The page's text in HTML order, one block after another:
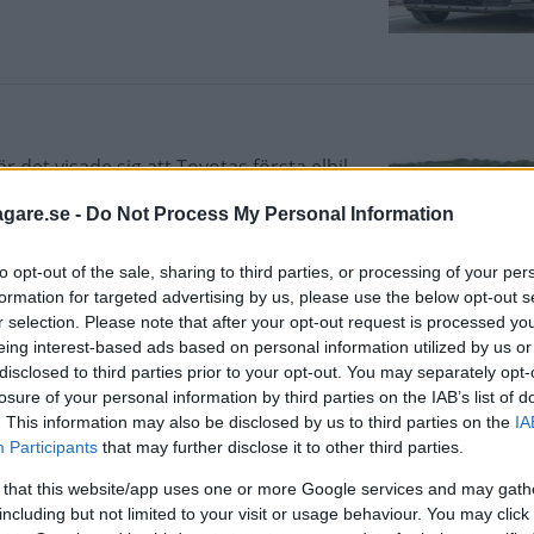
- Do Not Process My Personal Information
opt-out of the sale, sharing to third parties, or processing of your
for targeted advertising by us, please use the below opt-out
selection. Please note that after your opt-out request is processed
interest-based ads based on personal information utilized by us
to third parties prior to your opt-out. You may separately
of your personal information by third parties on the IAB’s list of
This information may also be disclosed by us to third parties on the
Participants that may further disclose it to other third parties.
that this website/app uses one or more Google services and may
but not limited to your visit or usage behaviour. You may
det visade sig att Toyotas första elbil
Toyota ha löst problemet.
har lanserat elbilar för länge
tolkning på temat görs det med en
fyrhjulsdrift.